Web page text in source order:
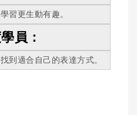
習更生動有趣。
員：
到適合自己的表達方式。